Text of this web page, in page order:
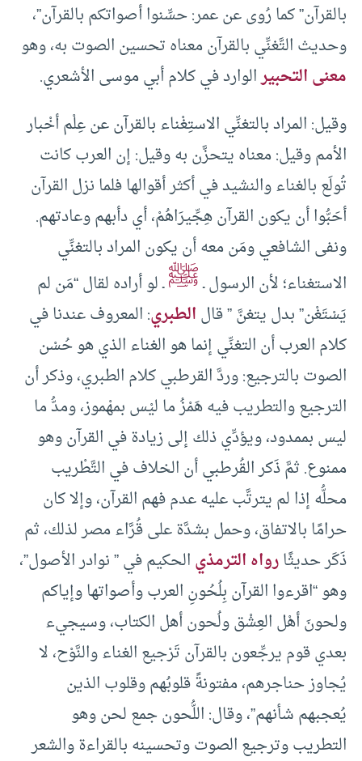
بالقرآن” كما رُوى عن عمر: حسِّنوا أصواتكم بالقرآن”،
وحديث التَّغنِّي بالقرآن معناه تحسين الصوت به، وهو
معنى التحبيرالوارد في كلام أبي موسى الأشعري.
وقيل: المراد بالتغنِّي الاستِغْناء بالقرآن عن عِلْم أخْبار
الأمم وقيل: معناه يتحزَّن به وقيل: إن العرب كانت
تُولَع بالغناء والنشيد في أكثر أقوالها فلما نزل القرآن
أحَبُّوا أن يكون القرآن هِجِّيرَاهُمْ، أي دأبهم وعادتهم.
ونفى الشافعي ومَن معه أن يكون المراد بالتغنِّي
الاستغناء؛ لأن الرسول ـﷺـ لو أراده لقال “مَن لم
يَسْتَغْن” بدل يتغنَّ ” قالالطبري: المعروف عندنا في
كلام العرب أن التغنِّي إنما هو الغناء الذي هو حُسْن
الصوت بالترجيع: وردَّ القرطبي كلام الطبري، وذكر أن
الترجيع والتطريب فيه هَمْزُ ما ليْس بمهْموز، ومدُّ ما
ليس بممدود، ويؤدِّي ذلك إلى زيادة في القرآن وهو
ممنوع. ثمَّ ذَكر القُرطبي أن الخلاف في التَّطْريب
محلُّه إذا لم يترتَّب عليه عدم فهم القرآن، وإلا كان
حرامًا بالاتفاق، وحمل بشدَّة على قُرَّاء مصر لذلك، ثم
ذَكَر حديثًارواه الترمذيالحكيم في ” نوادر الأصول”،
وهو “اقرءوا القرآن بِلُحُونِ العرب وأصواتها وإياكم
ولحونَ أهْل العِشْق ولُحون أهل الكتاب، وسيجيء
بعدي قوم يرجِّعون بالقرآن تَرْجيع الغناء والنَّوْح، لا
يُجاوز حناجرهم، مفتونةً قلوبُهم وقلوب الذين
يُعجبهم شأنهم”، وقال: اللُّحون جمع لحن وهو
التطريب وترجيع الصوت وتحسينه بالقراءة والشعر